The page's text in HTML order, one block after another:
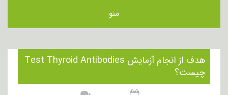
منو
هدف از انجام آزمایش Test Thyroid Antibodies
چیست؟